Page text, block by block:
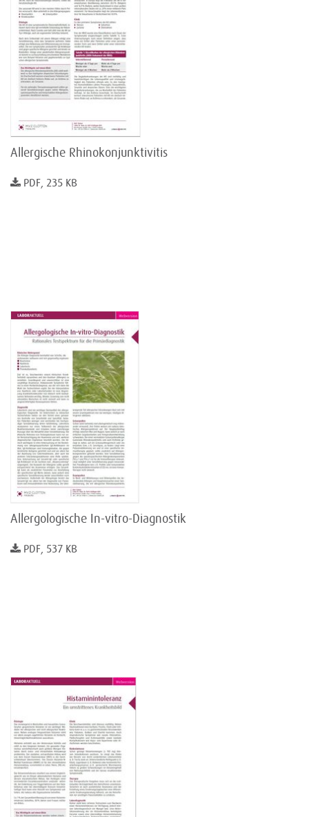
Allergische Rhinokonjunktivitis
PDF, 235 KB
Allergologische In-vitro-Diagnostik
PDF, 537 KB